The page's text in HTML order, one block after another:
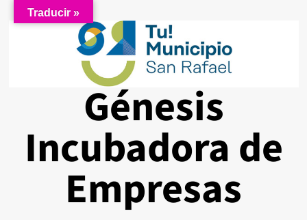
Génesis
Incubadora de
Empresas
Traducir »